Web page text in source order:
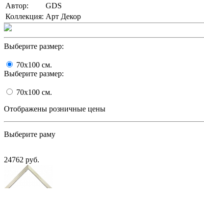
Автор:
GDS
Коллекция: Арт Декор
Выберите размер:
70x100 cм.
Выберите размер:
70x100 cм.
Отображены розничные цены
Выберите раму
24762 руб.